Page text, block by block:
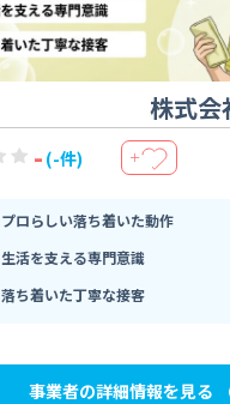
株式
- (-件) ＋
プロらしい落ち着いた動作
生活を支える専門意識
落ち着いた丁寧な接客
事業者の詳細情報を見る